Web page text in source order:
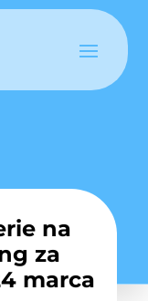
na
za
marca